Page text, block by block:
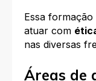
Essa
atuar com
nas diversas
Áreas de